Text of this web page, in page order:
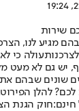
מגיע לנו,
עולה כי
יש גם לא
שונים שבהם
לכם? להלן
חינם:חוק הגנת